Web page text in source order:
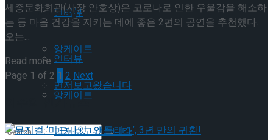
인터뷰
앙케이트
먼저보고왔습니다
Trending Tags
인터뷰
앙케이트
먼저보고왔습니다
세종문화회관(사장 안호상)은 코로나로 인한 우울감을 해소하
는 등 마음 건강을 지키는 데에 좋은 2편의 공연을 추천했다.
오는...
Read moreDetails
Page 1 of 2 1 2Next
이주의 인기뉴스